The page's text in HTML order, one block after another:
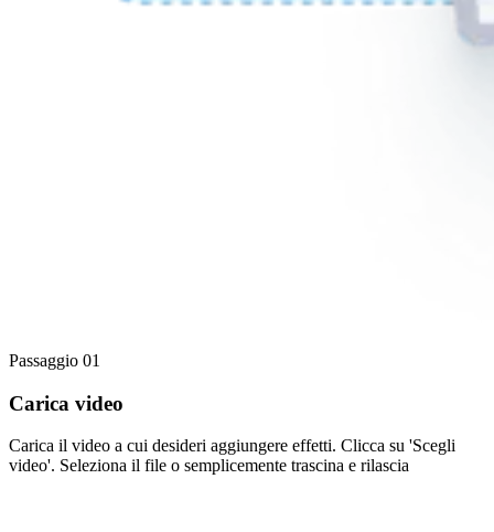
Passaggio 01
Carica video
Carica il video a cui desideri aggiungere effetti. Clicca su 'Scegli
video'. Seleziona il file o semplicemente trascina e rilascia